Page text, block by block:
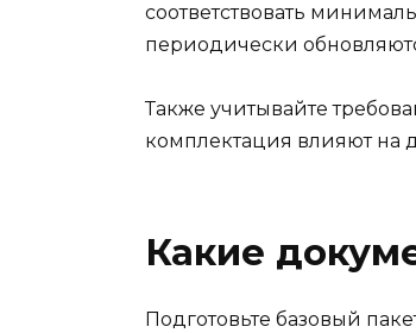
соответствовать
периодически
Также учитывайте
комплектация влияют на
Какие
Подготовьте базовый